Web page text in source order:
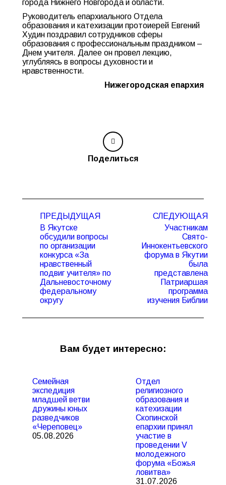
города Нижнего Новгорода и области.
Руководитель епархиального Отдела
образования и катехизации протоиерей Евгений
Худин поздравил сотрудников сферы
образования с профессиональным праздником –
Днем учителя. Далее он провел лекцию,
углубляясь в вопросы духовности и
нравственности.
Нижегородская епархия
Поделиться
записям
ПРЕДЫДУЩАЯ
Предыдущая
запись:
В Якутске
обсудили вопросы
по организации
конкурса «За
нравственный
подвиг учителя» по
Дальневосточному
федеральному
округу
СЛЕДУЮЩАЯ
запись:
Участникам
Свято-
Иннокентьевского
форума в Якутии
была
представлена
Патриаршая
программа
изучения Библии
Вам будет интересно:
Семейная
экспедиция
младшей ветви
дружины юных
разведчиков
«Череповец»
05.08.2026
Отдел
религиозного
образования и
катехизации
Скопинской
епархии принял
участие в
проведении V
молодежного
форума «Божья
ловитва»
31.07.2026